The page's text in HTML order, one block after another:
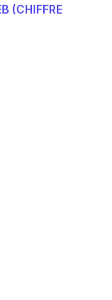
(CHIFFRE